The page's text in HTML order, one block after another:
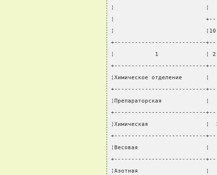
¦                           ¦
¦                           +----
¦                           ¦10
+---------------------------
¦            1              ¦ 2
+---------------------------
¦Химическое отделение
+---------------------------
¦Препараторская
+---------------------------
¦Химическая                 ¦
+---------------------------
¦Весовая                    ¦
+---------------------------
¦Азотная                    ¦